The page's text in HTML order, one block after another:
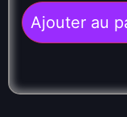
Ajouter au